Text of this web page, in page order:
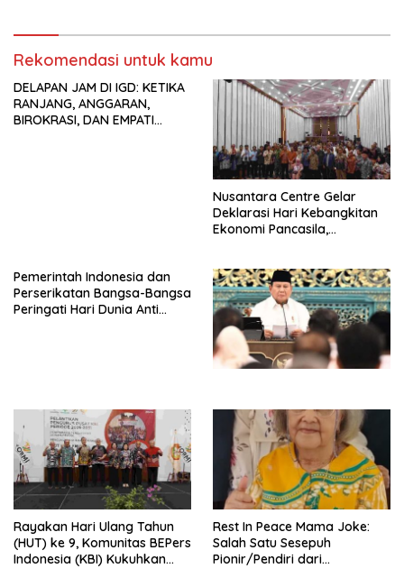
KBI yang Berbasis Riset di
Mancanegara”.
Rekomendasi untuk kamu
DELAPAN JAM DI IGD: KETIKA
RANJANG, ANGGARAN,
BIROKRASI, DAN EMPATI
Nusantara Centre Gelar
Deklarasi Hari Kebangkitan
Ekonomi Pancasila,
Penjajahan (Pergolakan
Ekonomi Politik Indonesia) &
Simposium Nasional “Urgensi
Undang-Undang
Perekonomian Nasional dan
Kesejahteraan Sosial dalam
Pemerintah Indonesia dan
Perserikatan Bangsa-Bangsa
Peringati Hari Dunia Anti
Rayakan Hari Ulang Tahun
(HUT) ke 9, Komunitas BEPers
Indonesia (KBI) Kukuhkan
Rest In Peace Mama Joke:
Salah Satu Sesepuh
Pionir/Pendiri dari